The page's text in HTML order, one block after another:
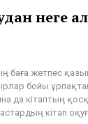
неге
баға жетпес
бойы
да кітаптың
кітап